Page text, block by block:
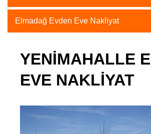
Elmadağ Evden Eve Nakliyat
YENIMAHALLE
EVE NAKLIYAT